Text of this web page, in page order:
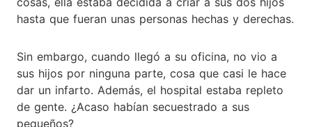
hasta que fueran unas personas hechas y derechas.
Sin embargo, cuando llegó a su oficina, no vio a
sus hijos por ninguna parte, cosa que casi le hace
dar un infarto. Además, el hospital estaba repleto
de gente. ¿Acaso habían secuestrado a sus
pequeños?